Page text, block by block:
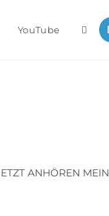
YouTube
ANHÖREN MEIN